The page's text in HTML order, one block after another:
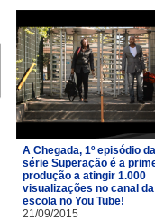
A Chegada, 1º episódio
série Superação é a
produção a atingir 1.000
visualizações no canal da
escola no You Tube!
21/09/2015